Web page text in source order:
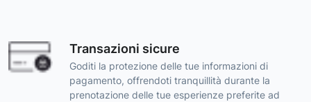
Transazioni sicure
Goditi la protezione delle tue informazioni di
pagamento, offrendoti tranquillità durante la
prenotazione delle tue esperienze preferite ad